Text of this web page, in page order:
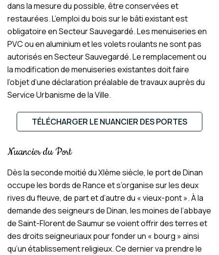
dans la mesure du possible, être conservées et
restaurées. L’emploi du bois sur le bâti existant est
obligatoire en Secteur Sauvegardé. Les menuiseries en
PVC ou en aluminium et les volets roulants ne sont pas
autorisés en Secteur Sauvegardé. Le remplacement ou
la modification de menuiseries existantes doit faire
l’objet d’une déclaration préalable de travaux auprès du
Service Urbanisme de la Ville.
TÉLÉCHARGER LE NUANCIER DES PORTES
Nuancier du Port
Dès la seconde moitié du XIème siècle, le port de Dinan
occupe les bords de Rance et s’organise sur les deux
rives du fleuve, de part et d’autre du « vieux-pont ». À la
demande des seigneurs de Dinan, les moines de l’abbaye
de Saint-Florent de Saumur se voient offrir des terres et
des droits seigneuriaux pour fonder un « bourg » ainsi
qu’un établissement religieux. Ce dernier va prendre le